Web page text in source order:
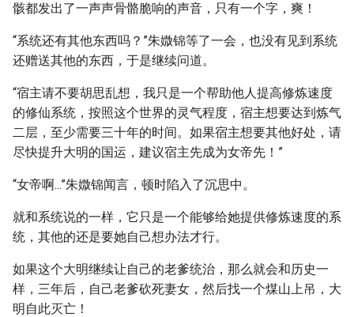
骸都发出了一声声骨骼脆响的声音，只有一个字，爽！
“系统还有其他东西吗？”朱媺锦等了一会，也没有见到系统
还赠送其他的东西，于是继续问道。
“宿主请不要胡思乱想，我只是一个帮助他人提高修炼速度
的修仙系统，按照这个世界的灵气程度，宿主想要达到炼气
二层，至少需要三十年的时间。如果宿主想要其他好处，请
尽快提升大明的国运，建议宿主先成为女帝先！”
“女帝啊...”朱媺锦闻言，顿时陷入了沉思中。
就和系统说的一样，它只是一个能够给她提供修炼速度的系
统，其他的还是要她自己想办法才行。
如果这个大明继续让自己的老爹统治，那么就会和历史一
样，三年后，自己老爹砍死妻女，然后找一个煤山上吊，大
明自此灭亡！